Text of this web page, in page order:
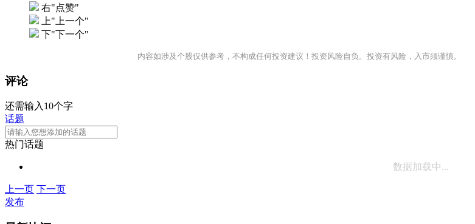
右"点赞"
上"上一个"
下"下一个"
内容如涉及个股仅供参考，不构成任何投资建议！投资风险自负。投资有风险，入市须谨慎。
评论
还需输入10个字
话题
热门话题
数据加载中...
上一页 下一页
发布